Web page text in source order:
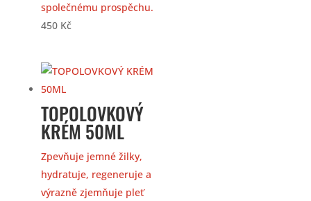
společnému prospěchu.
450 Kč
TOPOLOVKOVÝ
KRÉM 50ML
Zpevňuje jemné žilky,
hydratuje, regeneruje a
výrazně zjemňuje pleť